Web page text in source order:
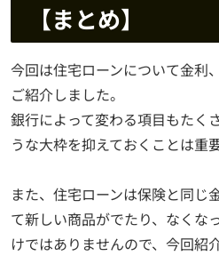
【まとめ】
今回は住宅ローンについて金利
ご紹介しました。
銀行によって変わる項目もたく
うな大枠を抑えておくことは重要
また、住宅ローンは保険と同じ
て新しい商品がでたり、なくな
けではありませんので、今回紹